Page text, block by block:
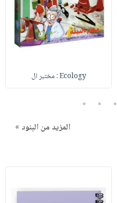
Ecology : مختبر ال
3
4
5
المزيد من البنود »